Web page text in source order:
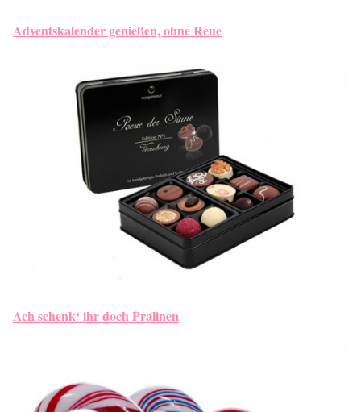
Adventskalender genießen, ohne Reue
Ach schenk‘ ihr doch Pralinen